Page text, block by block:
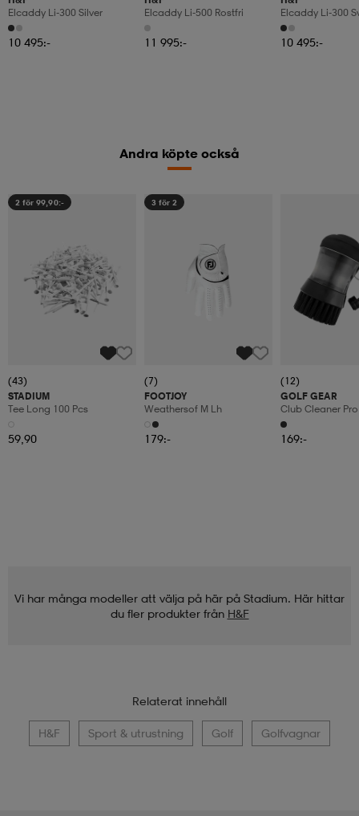
Elcaddy Li-300 Silver
10 495:-
Elcaddy Li-500 Rostfri
11 995:-
Elcaddy Li-300
10 495:-
Andra köpte också
2 för 99,90:-
(43)
STADIUM
Tee Long 100 Pcs
59,90
3 för 2
(7)
FOOTJOY
Weathersof M Lh
179:-
(12)
GOLF GEAR
Club Cleaner Pro
169:-
Vi har många modeller att välja på här på Stadium. Här hittar
du fler produkter från H&F
Relaterat innehåll
H&F Sport & utrustning Golf Golfvagnar